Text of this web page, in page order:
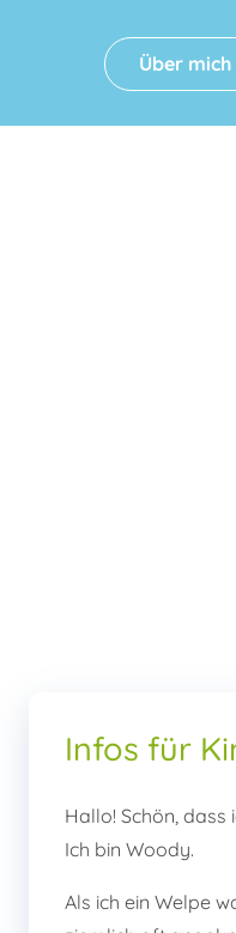
Über mich
Infos für
Hallo! Schön, dass
Ich bin Woody.
Als ich ein Welpe